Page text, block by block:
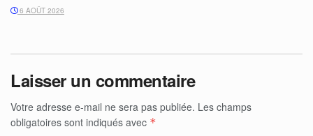
6 AOÛT 2026
Laisser un commentaire
Votre adresse e-mail ne sera pas publiée. Les champs
obligatoires sont indiqués avec *